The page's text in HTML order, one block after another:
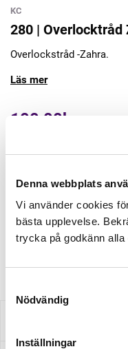
Denna webbplats
Vi använder cookies
bästa upplevelse.
trycka på godkänn
Nödvändig
Inställningar
KC
280 | Overlocktråd
Overlockstråd -Zahra.
Läs mer
100,00kr
Lägg
Finns i lager
Minsta beställning: 1 st